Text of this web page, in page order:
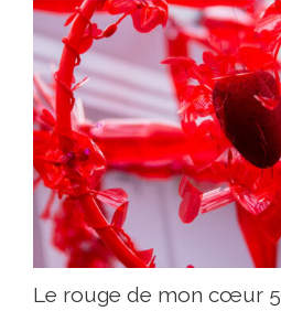
Le rouge de mon cœur 5